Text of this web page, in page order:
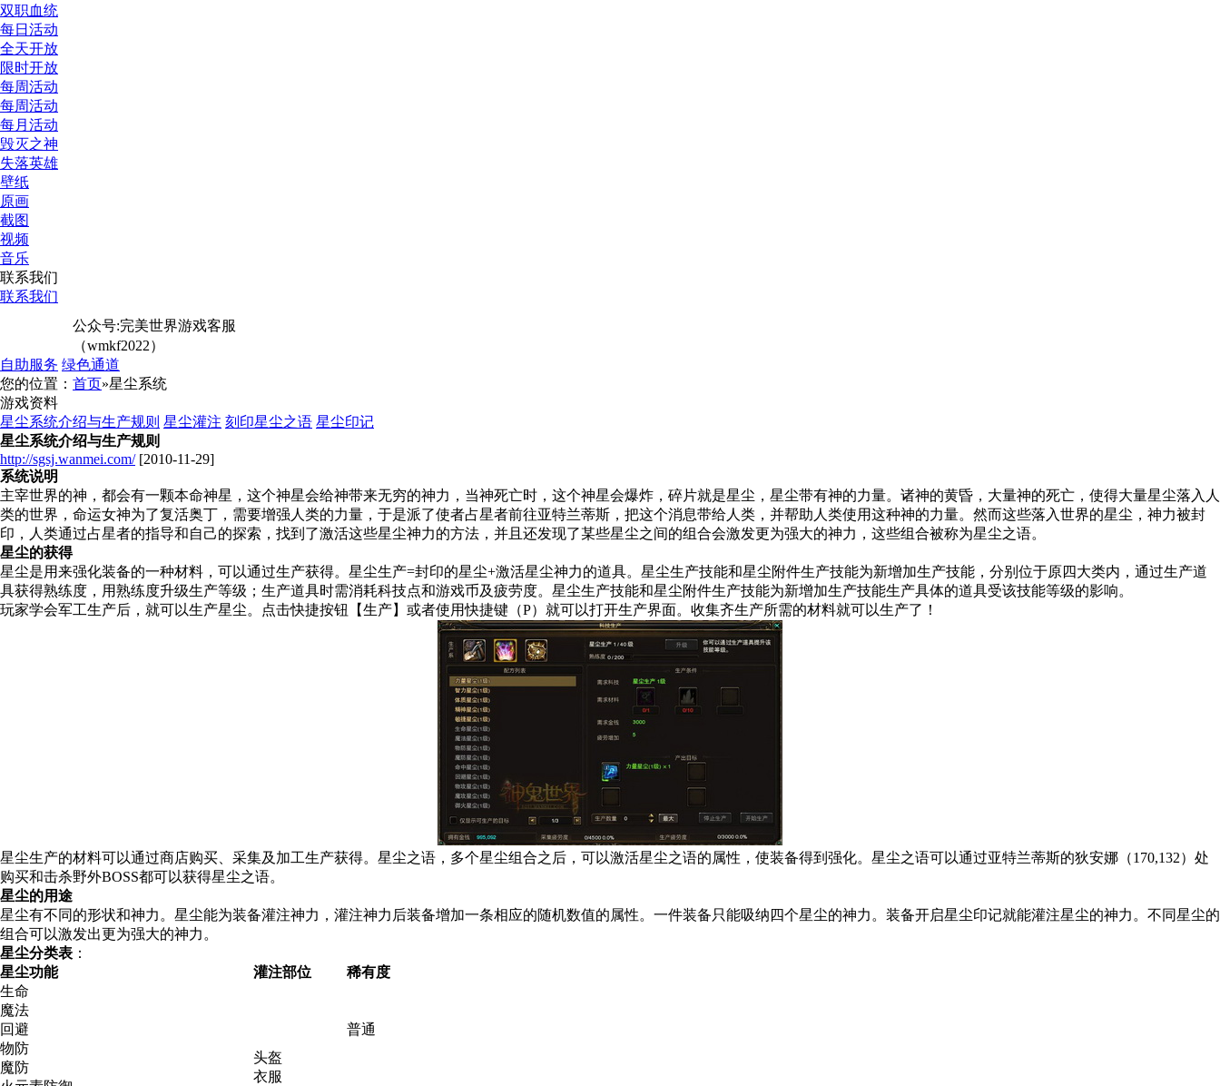
双职血统
每日活动
全天开放
限时开放
每周活动
每周活动
每月活动
毁灭之神
失落英雄
壁纸
原画
截图
视频
音乐
联系我们
联系我们
公众号:完美世界游戏客服
（wmkf2022）
自助服务 绿色通道
您的位置： 首页»星尘系统
游戏资料
星尘系统介绍与生产规则 星尘灌注 刻印星尘之语 星尘印记
星尘系统介绍与生产规则
http://sgsj.wanmei.com/[2010-11-29]
系统说明
主宰世界的神，都会有一颗本命神星，这个神星会给神带来无穷的神力，当神死亡时，这个神星会爆炸，碎片就是星尘，星尘带有神的力量。诸神的黄昏，大量神的死亡，使得大量星尘落入人
类的世界，命运女神为了复活奥丁，需要增强人类的力量，于是派了使者占星者前往亚特兰蒂斯，把这个消息带给人类，并帮助人类使用这种神的力量。然而这些落入世界的星尘，神力被封
印，人类通过占星者的指导和自己的探索，找到了激活这些星尘神力的方法，并且还发现了某些星尘之间的组合会激发更为强大的神力，这些组合被称为星尘之语。
星尘的获得
星尘是用来强化装备的一种材料，可以通过生产获得。星尘生产=封印的星尘+激活星尘神力的道具。星尘生产技能和星尘附件生产技能为新增加生产技能，分别位于原四大类内，通过生产道
具获得熟练度，用熟练度升级生产等级；生产道具时需消耗科技点和游戏币及疲劳度。星尘生产技能和星尘附件生产技能为新增加生产技能生产具体的道具受该技能等级的影响。
玩家学会军工生产后，就可以生产星尘。点击快捷按钮【生产】或者使用快捷键（P）就可以打开生产界面。收集齐生产所需的材料就可以生产了！
星尘生产的材料可以通过商店购买、采集及加工生产获得。星尘之语，多个星尘组合之后，可以激活星尘之语的属性，使装备得到强化。星尘之语可以通过亚特兰蒂斯的狄安娜（170,132）处
购买和击杀野外BOSS都可以获得星尘之语。
星尘的用途
星尘有不同的形状和神力。星尘能为装备灌注神力，灌注神力后装备增加一条相应的随机数值的属性。一件装备只能吸纳四个星尘的神力。装备开启星尘印记就能灌注星尘的神力。不同星尘的
组合可以激发出更为强大的神力。
星尘分类表 ：
星尘功能
灌注部位
稀有度
生命
头盔
衣服
普通
魔法
回避
物防
魔防